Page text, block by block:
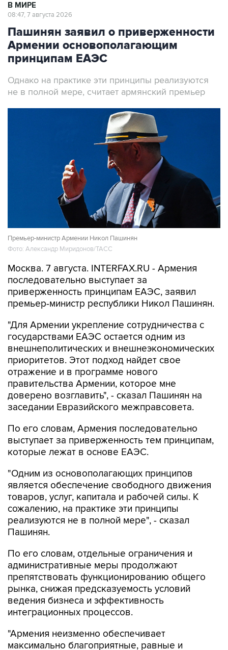
В МИРЕ
08:47, 7 августа 2026
Пашинян заявил о приверженности
Армении основополагающим
принципам ЕАЭС
Однако на практике эти принципы реализуются
не в полной мере, считает армянский премьер
Премьер-министр Армении Никол Пашинян
Фото: Александр Миридонов/ТАСС
Москва. 7 августа. INTERFAX.RU - Армения
последовательно выступает за
приверженность принципам ЕАЭС, заявил
премьер-министр республики Никол Пашинян.
"Для Армении укрепление сотрудничества с
государствами ЕАЭС остается одним из
внешнеполитических и внешнеэкономических
приоритетов. Этот подход найдет свое
отражение и в программе нового
правительства Армении, которое мне
доверено возглавить", - сказал Пашинян на
заседании Евразийского межправсовета.
По его словам, Армения последовательно
выступает за приверженность тем принципам,
которые лежат в основе ЕАЭС.
"Одним из основополагающих принципов
является обеспечение свободного движения
товаров, услуг, капитала и рабочей силы. К
сожалению, на практике эти принципы
реализуются не в полной мере", - сказал
Пашинян.
По его словам, отдельные ограничения и
административные меры продолжают
препятствовать функционированию общего
рынка, снижая предсказуемость условий
ведения бизнеса и эффективность
интеграционных процессов.
"Армения неизменно обеспечивает
максимально благоприятные, равные и